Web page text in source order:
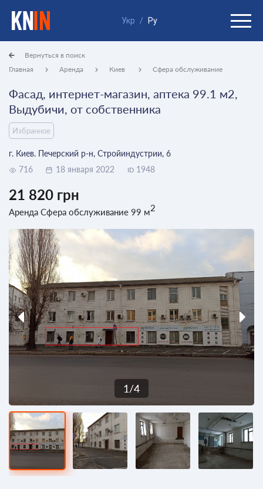
Укр / Ру
Главная Аренда Киев Сфера обслуживание
Вернуться в поиск
Фасад, интернет-магазин, аптека 99.1 м2,
Выдубичи, от собственника
Избранное
г. Киев. Печерский р-н, Стройиндустрии, 6
716
18 января 2022 ID 1948
21 820 грн
Аренда Сфера обслуживание 99 м2
1/4